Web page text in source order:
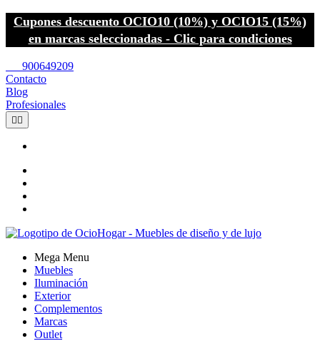
Cupones descuento OCIO10 (10%) y OCIO15 (15%)
en marcas seleccionadas - Clic para condiciones
900649209
Contacto
Blog
Profesionales
 
Mega Menu
Muebles
Iluminación
Exterior
Complementos
Marcas
Outlet